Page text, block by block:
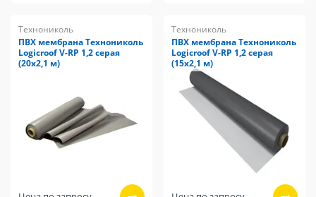
Технониколь
ПВХ мембрана Технониколь
Logicroof V-RP 1,2 серая
(20х2,1 м)
Технониколь
ПВХ мембрана Технониколь
Logicroof V-RP 1,2 серая
(15х2,1 м)